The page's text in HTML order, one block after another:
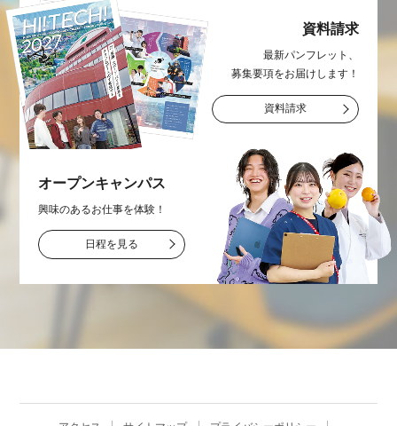
資料請求
最新パンフレット、
募集要項をお届け します！
資料請求
オープンキャンパス
興味のあるお仕事を体験！
日程を見る